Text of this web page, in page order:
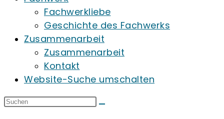
Fachwerkliebe
Geschichte des Fachwerks
Zusammenarbeit
Zusammenarbeit
Kontakt
Website-Suche umschalten